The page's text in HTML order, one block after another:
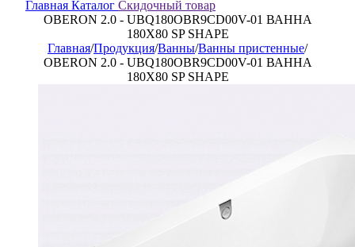
Главная Каталог Скидочный товар
OBERON 2.0 - UBQ180OBR9CD00V-01 ВАННА
180X80 SP SHAPE
Главная/Продукция/Ванны/Ванны пристенные/
OBERON 2.0 - UBQ180OBR9CD00V-01 ВАННА
180X80 SP SHAPE